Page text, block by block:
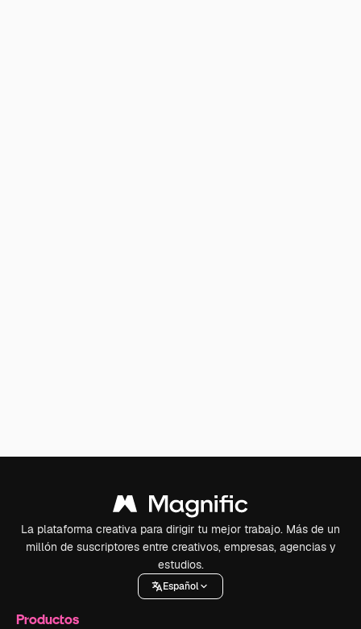
La plataforma creativa para dirigir tu mejor trabajo. Más de un
millón de suscriptores entre creativos, empresas, agencias y
estudios.
Español
Productos